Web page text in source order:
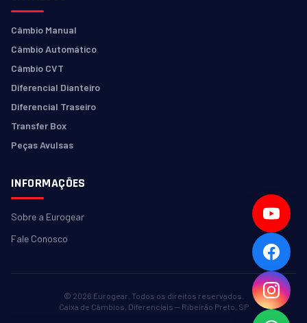
Câmbio Manual
Câmbio Automático
Câmbio CVT
Diferencial Dianteiro
Diferencial Traseiro
Transfer Box
Peças Avulsas
INFORMAÇÕES
Sobre a Eurogear
Fale Conosco
© 2026 Eurogear. Todos os direitos reservados.
Caixa de Câmbios, Diferenciais — Ribeirão Preto, SP